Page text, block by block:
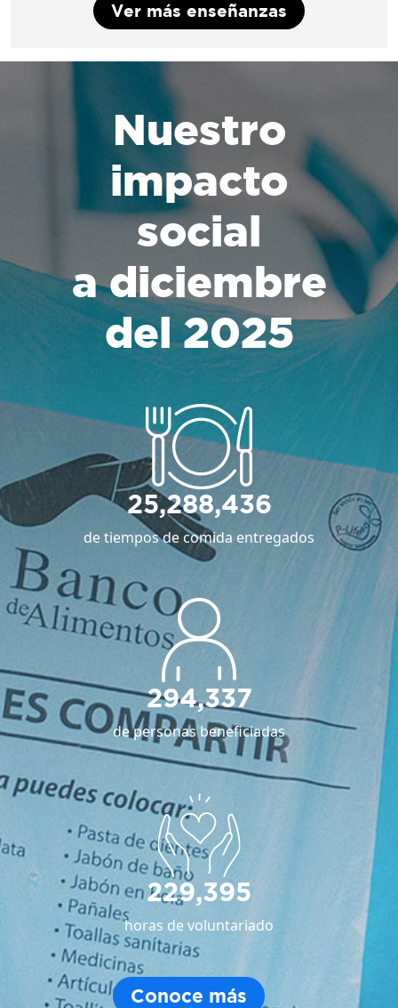
Ver más enseñanzas
Nuestro
impacto
social
a diciembre
del 2025
25,288,436
de tiempos de comida entregados
294,337
de personas beneficiadas
229,395
horas de voluntariado
Conoce más